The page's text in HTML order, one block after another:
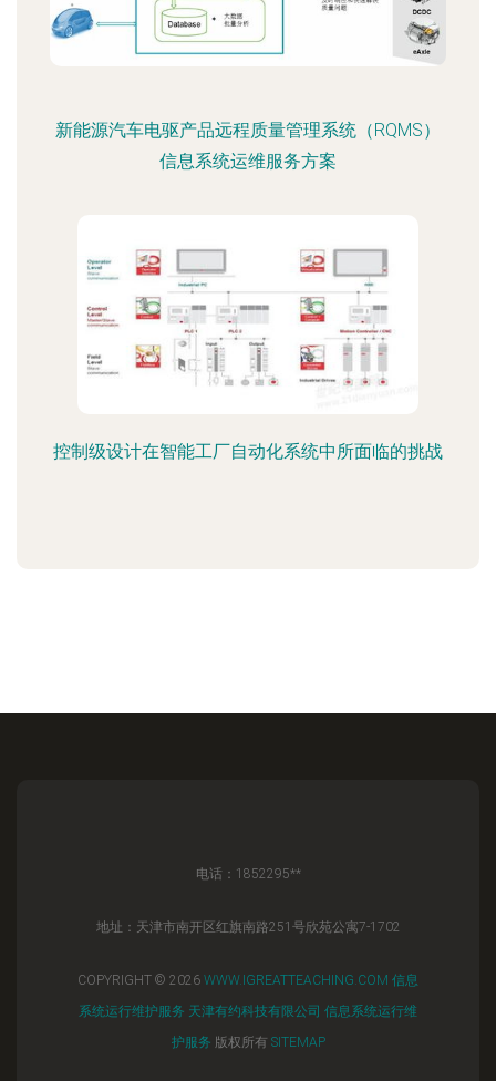
新能源汽车电驱产品远程质量管理系统（RQMS）
信息系统运维服务方案
控制级设计在智能工厂自动化系统中所面临的挑战
电话：1852295**
地址：天津市南开区红旗南路251号欣苑公寓7-1702
COPYRIGHT © 2026 WWW.IGREATTEACHING.COM 信息
系统运行维护服务 天津有约科技有限公司 信息系统运行维
护服务 版权所有 SITEMAP